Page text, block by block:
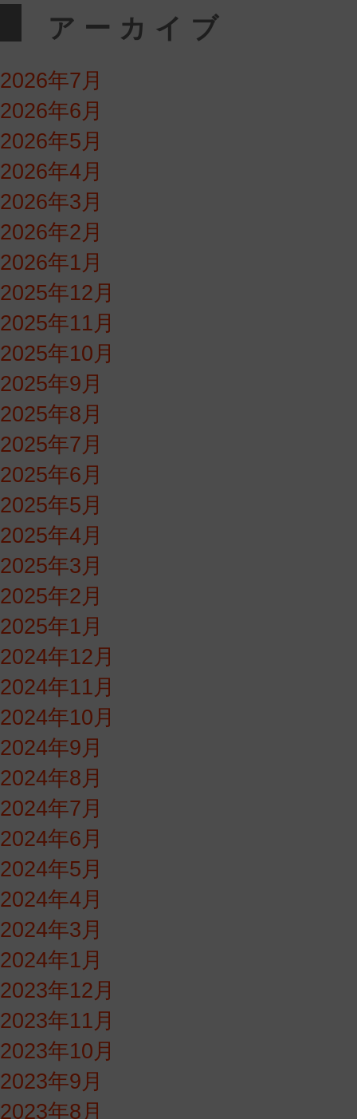
アーカイブ
2026年7月
2026年6月
2026年5月
2026年4月
2026年3月
2026年2月
2026年1月
2025年12月
2025年11月
2025年10月
2025年9月
2025年8月
2025年7月
2025年6月
2025年5月
2025年4月
2025年3月
2025年2月
2025年1月
2024年12月
2024年11月
2024年10月
2024年9月
2024年8月
2024年7月
2024年6月
2024年5月
2024年4月
2024年3月
2024年1月
2023年12月
2023年11月
2023年10月
2023年9月
2023年8月